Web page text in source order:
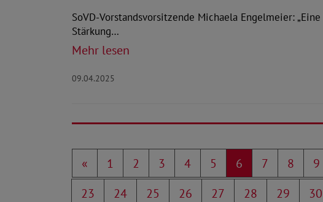
SoVD-Vorstandsvorsitzende Michaela Engelmeier:
Stärkung…
Mehr lesen
09.04.2025
« 1 2 3 4 5 6 7 8 9
23
24 25 26 27 28 29 30